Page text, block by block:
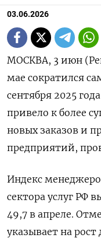
03.06.2026
МОСКВА, 3 июн
мае сократился
сентября 2025
привело к более
новых заказов и
предприятий,
Индекс
сектора услуг РФ
49,7 ​в апреле.
⁠указывает на